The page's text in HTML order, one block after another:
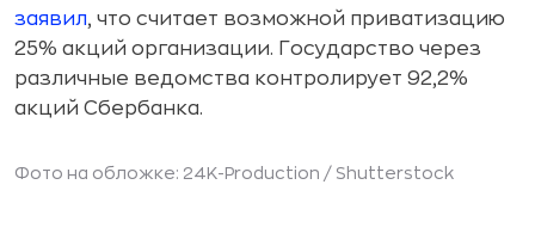
заявил, что считает возможной приватизацию
25% акций организации. Государство через
различные ведомства контролирует 92,2%
акций Сбербанка.
Фото на обложке: 24K-Production / Shutterstock